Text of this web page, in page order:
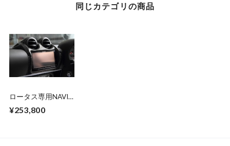
同じカテゴリの商品
ロータス専用NAVI
¥253,800